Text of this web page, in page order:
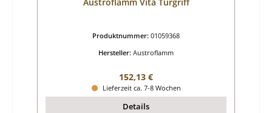
Produktnummer: 01059368
Hersteller: Austroflamm
Regulärer Preis:
152,13 €
Lieferzeit ca. 7-8 Wochen
Details